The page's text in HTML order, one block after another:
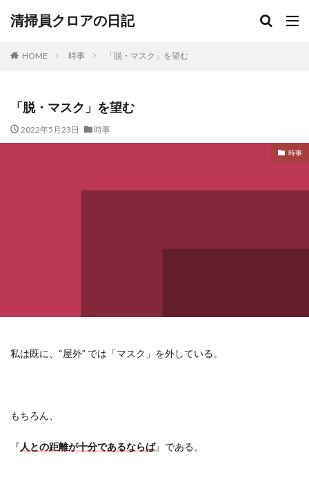
清掃員クロアの日記
HOME 時事 「脱・マスク」を望む
「脱・マスク」を望む
2022年5月23日 時事
時事
私は既に、 “屋外” では「マスク」を外している。
もちろん、
『 人との距離が十分であるならば』である。